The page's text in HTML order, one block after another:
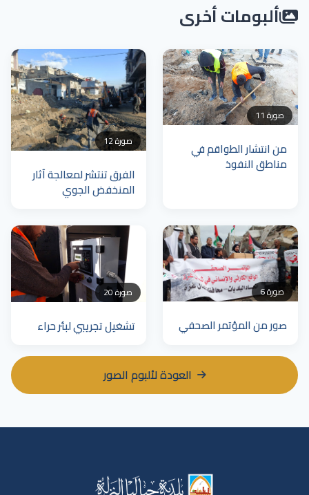
ألبومات أخرى
11 صورة
من انتشار الطواقم في
مناطق النفوذ
12 صورة
الفرق تنتشر لمعالجة آثار
المنخفض الجوي
6 صورة
صور من المؤتمر الصحفي
20 صورة
تشغيل تجريبي لبئر حراء
العودة لألبوم الصور